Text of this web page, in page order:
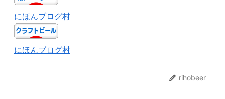
にほんブログ村
にほんブログ村
rihobeer